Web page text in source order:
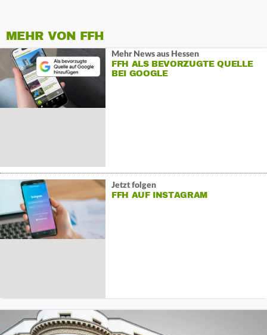
MEHR VON FFH
Mehr News aus Hessen
FFH ALS BEVORZUGTE QUELLE
BEI GOOGLE
Jetzt folgen
FFH AUF INSTAGRAM